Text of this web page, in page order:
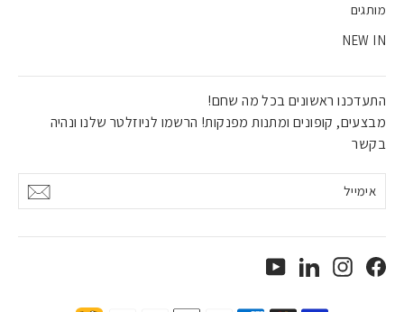
מותגים
NEW IN
התעדכנו ראשונים בכל מה שחם!
מבצעים, קופונים ומתנות מפנקות! הרשמו לניוזלטר שלנו ונהיה
בקשר
אימייל
Facebook
Instagram
LinkedIn